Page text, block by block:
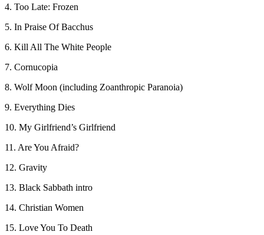
4. Too Late: Frozen
5. In Praise Of Bacchus
6. Kill All The White People
7. Cornucopia
8. Wolf Moon (including Zoanthropic Paranoia)
9. Everything Dies
10. My Girlfriend’s Girlfriend
11. Are You Afraid?
12. Gravity
13. Black Sabbath intro
14. Christian Women
15. Love You To Death